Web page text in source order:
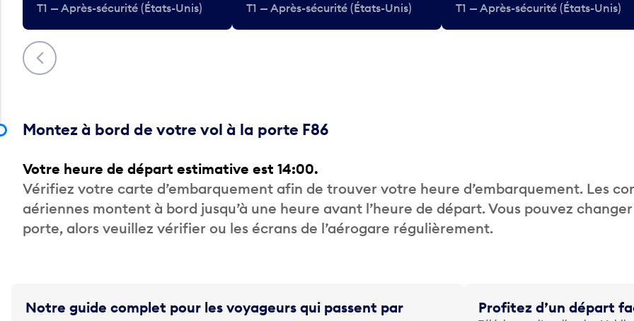
Précédent
T1 — Après-sécurité (États-Unis) T1 — Après-sécurité (États-Unis) T1 — Après-sécurité (États-Unis)
Montez à bord de votre vol à la porte F86
Votre heure de départ estimative est 14:00.
Vérifiez votre carte d’embarquement afin de trouver votre heure d’embarquement. Les
aériennes montent à bord jusqu’à une heure avant l’heure de départ. Vous pouvez
porte, alors veuillez vérifier ou les écrans de l’aérogare régulièrement.
Notre guide complet pour les voyageurs qui passent par
Profitez d’un départ